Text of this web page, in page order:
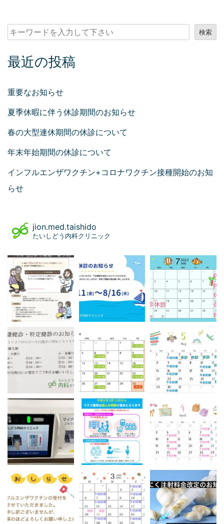
検
索
検索
最近の投稿
重要なお知らせ
夏季休暇に伴う休診期間のお知らせ
春の大型連休期間の休診について
年末年始期間の休診について
インフルエンザワクチン+コロナワクチン接種開始のお知
らせ
jion.med.taishido
たいしどう内科クリニック